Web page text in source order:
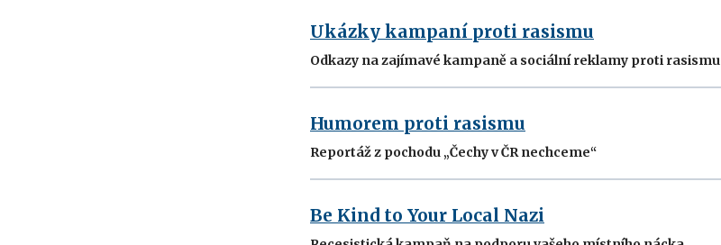
Ukázky kampaní proti rasismu
Odkazy na zajímavé kampaně a sociální reklamy proti rasismu
Humorem proti rasismu
Reportáž z pochodu „Čechy v ČR nechceme“
Be Kind to Your Local Nazi